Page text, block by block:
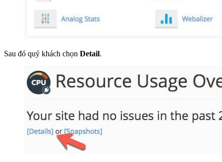
Sau đó quý khách chọn Detail.